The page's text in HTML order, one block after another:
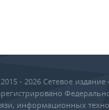
- 2026 Сетевое
информационных